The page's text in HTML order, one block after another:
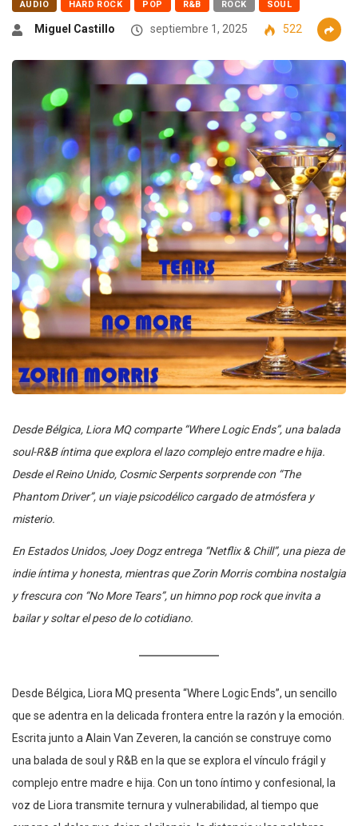
AUDIO HARD ROCK POP R&B ROCK SOUL
Miguel Castillo septiembre 1, 2025 522
Desde Bélgica, Liora MQ comparte “Where Logic Ends”, una balada
soul-R&B íntima que explora el lazo complejo entre madre e hija.
Desde el Reino Unido, Cosmic Serpents sorprende con “The
Phantom Driver”, un viaje psicodélico cargado de atmósfera y
misterio.
En Estados Unidos, Joey Dogz entrega “Netflix & Chill”, una pieza de
indie íntima y honesta, mientras que Zorin Morris combina nostalgia
y frescura con “No More Tears”, un himno pop rock que invita a
bailar y soltar el peso de lo cotidiano.
Desde Bélgica, Liora MQ presenta “Where Logic Ends”, un sencillo
que se adentra en la delicada frontera entre la razón y la emoción.
Escrita junto a Alain Van Zeveren, la canción se construye como
una balada de soul y R&B en la que se explora el vínculo frágil y
complejo entre madre e hija. Con un tono íntimo y confesional, la
voz de Liora transmite ternura y vulnerabilidad, al tiempo que